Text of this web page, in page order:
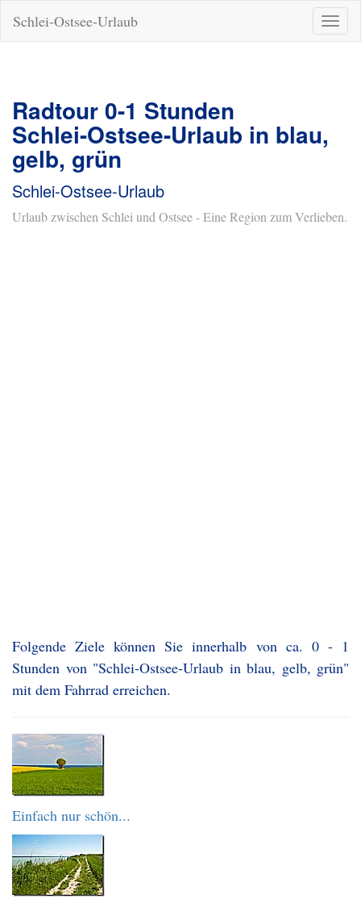
ein-/
Schlei-Ostsee-Urlaub
Radtour 0-1 Stunden
Schlei-Ostsee-Urlaub in blau,
gelb, grün
Schlei-Ostsee-Urlaub
Urlaub zwischen Schlei und Ostsee - Eine Region zum Verlieben.
Folgende Ziele können Sie innerhalb von ca. 0 - 1
Stunden von "Schlei-Ostsee-Urlaub in blau, gelb, grün"
mit dem Fahrrad erreichen.
Einfach nur schön...